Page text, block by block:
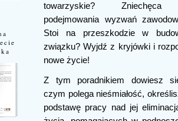
towarzyskie?
podejmowania wyzwań
Stoi na przeszkodzie w
związku? Wyjdź z kryjówki i
nowe życie!
Z tym poradnikiem dowiesz
czym polega nieśmiałość,
podstawę pracy nad jej